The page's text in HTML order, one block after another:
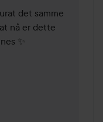
det samme
nå er dette
✨